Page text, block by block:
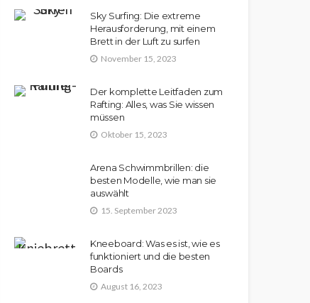
Sky Surfing: Die extreme
Herausforderung, mit einem
Brett in der Luft zu surfen
November 15, 2023
Der komplette Leitfaden zum
Rafting: Alles, was Sie wissen
müssen
Oktober 15, 2023
Arena Schwimmbrillen: die
besten Modelle, wie man sie
auswählt
15. September 2023
Kneeboard: Was es ist, wie es
funktioniert und die besten
Boards
August 16, 2023